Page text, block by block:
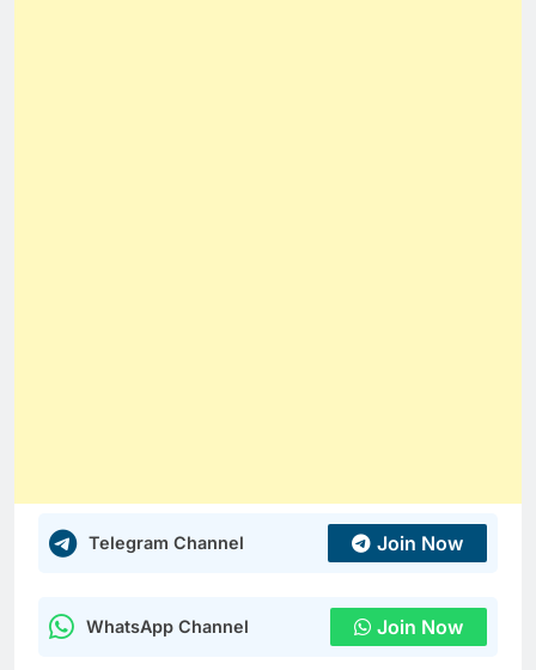
Telegram Channel Join Now
WhatsApp Channel Join Now